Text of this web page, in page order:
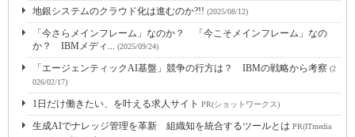
地銀システムのクラウド化は進むのか?!! (2025/08/12)
「今さらメインフレーム」なのか？ 「今こそメインフレーム」なの
か？ IBMメディ... (2025/09/24)
「エージェンティックAI基盤」競争の行方は？ IBMの戦略から考察 (2
026/02/17)
1日だけ働きたい、を叶える求人サイト PR(ショットワークス)
生成AIでナレッジ管理を革新 組織知を統合するツールとは PR(ITmedia